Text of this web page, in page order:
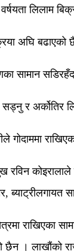
लिलाम
अघि बढाएको
सामान
सड्नु र अर्कोतिर
गोदाममा
रविन
राखिएका
छैन । लाखौंको